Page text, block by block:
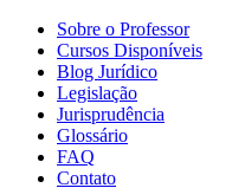
Sobre o Professor
Cursos Disponíveis
Blog Jurídico
Legislação
Jurisprudência
Glossário
FAQ
Contato